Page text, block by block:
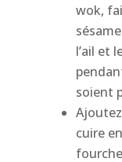
wok,
l’ail et
soient
cuire